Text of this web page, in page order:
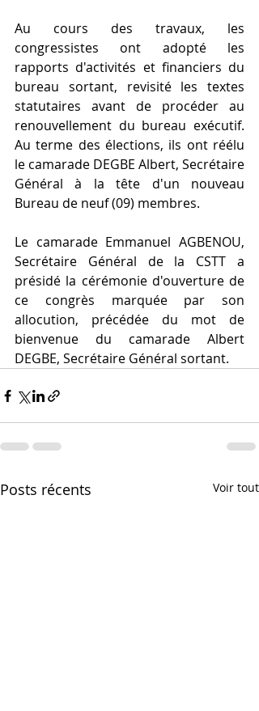
Au cours des travaux, les
congressistes ont adopté les
rapports d'activités et financiers du
bureau sortant, revisité les textes
statutaires avant de procéder au
renouvellement du bureau exécutif.
Au terme des élections, ils ont réélu
le camarade DEGBE Albert, Secrétaire
Général à la tête d'un nouveau
Bureau de neuf (09) membres.
Le camarade Emmanuel AGBENOU,
Secrétaire Général de la CSTT a
présidé la cérémonie d'ouverture de
ce congrès marquée par son
allocution, précédée du mot de
bienvenue du camarade Albert
DEGBE, Secrétaire Général sortant.
Posts récents Voir tout